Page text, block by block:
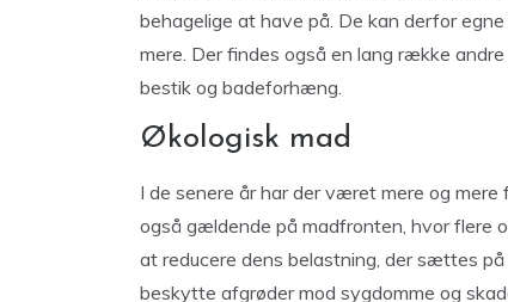
behagelige at have på. De kan derfor
mere. Der findes også en lang række
bestik og badeforhæng.
Økologisk mad
I de senere år har der været mere og
også gældende på madfronten, hvor flere
at reducere dens belastning, der sættes
beskytte afgrøder mod sygdomme og